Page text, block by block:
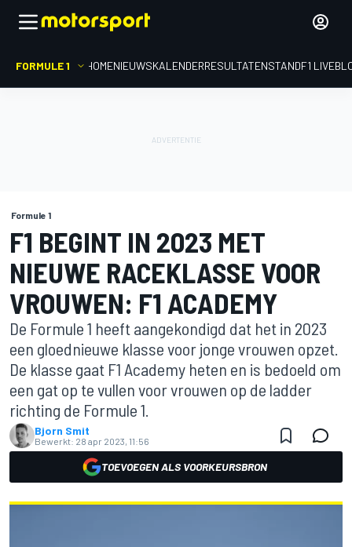
FORMULE 1 HOMENIEUWSKALENDERRESULTATENSTANDF1
Formule 1
F1 BEGINT IN 2023 MET
NIEUWE RACEKLASSE VOOR
VROUWEN: F1 ACADEMY
De Formule 1 heeft aangekondigd dat het in 2023
een gloednieuwe klasse voor jonge vrouwen opzet.
De klasse gaat F1 Academy heten en is bedoeld om
een gat op te vullen voor vrouwen op de ladder
richting de Formule 1.
Bjorn Smit
Bewerkt: 28 apr 2023, 11:56
TOEVOEGEN ALS VOORKEURSBRON